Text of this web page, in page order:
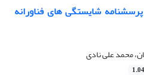
شایستگی های فناورانه
محمد علی نادی